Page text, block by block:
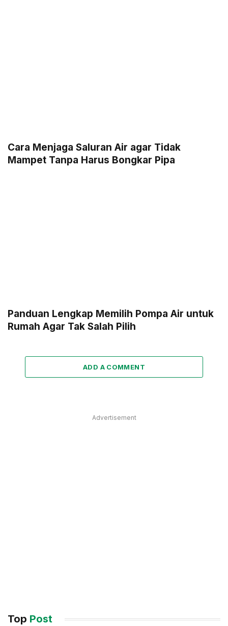
Cara Menjaga Saluran Air agar Tidak
Mampet Tanpa Harus Bongkar Pipa
Panduan Lengkap Memilih Pompa Air untuk
Rumah Agar Tak Salah Pilih
ADD A COMMENT
Advertisement
Top Post